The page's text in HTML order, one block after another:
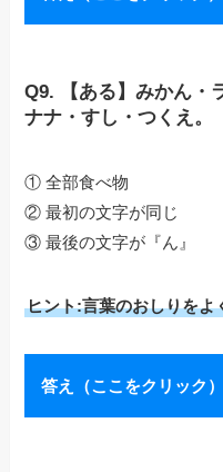
Q9. 【ある】みかん・
ナナ・すし・つくえ。
① 全部食べ物
② 最初の文字が同じ
③ 最後の文字が『ん』
ヒント:言葉のおしりをよ
答え（ここをクリック）